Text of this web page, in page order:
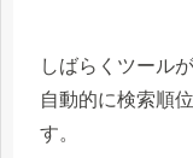
しばらくツール
自動的に検索順
す。